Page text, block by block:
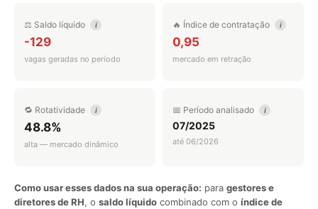
⚖️ Saldo líquido i
-129
vagas geradas no período
🔥 Índice de contratação i
0,95
mercado em retração
🔁 Rotatividade i
48.8%
alta — mercado dinâmico
📅 Período analisado i
07/2025
até 06/2026
Como usar esses dados na sua operação: para gestores e
diretores de RH, o saldo líquido combinado com o índice de